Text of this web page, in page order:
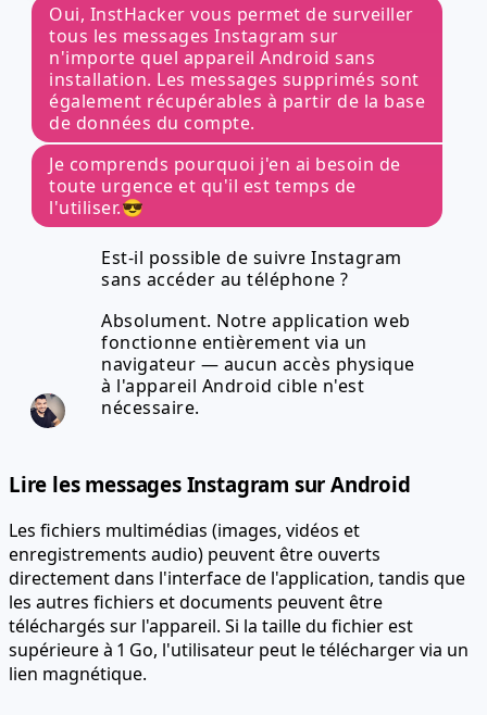
Oui, InstHacker vous permet de surveiller
tous les messages Instagram sur
n'importe quel appareil Android sans
installation. Les messages supprimés sont
également récupérables à partir de la base
de données du compte.
Je comprends pourquoi j'en ai besoin de
toute urgence et qu'il est temps de
l'utiliser.😎
Est-il possible de suivre Instagram
sans accéder au téléphone ?
Absolument. Notre application web
fonctionne entièrement via un
navigateur — aucun accès physique
à l'appareil Android cible n'est
nécessaire.
Lire les messages Instagram sur Android
Les fichiers multimédias (images, vidéos et
enregistrements audio) peuvent être ouverts
directement dans l'interface de l'application, tandis que
les autres fichiers et documents peuvent être
téléchargés sur l'appareil. Si la taille du fichier est
supérieure à 1 Go, l'utilisateur peut le télécharger via un
lien magnétique.